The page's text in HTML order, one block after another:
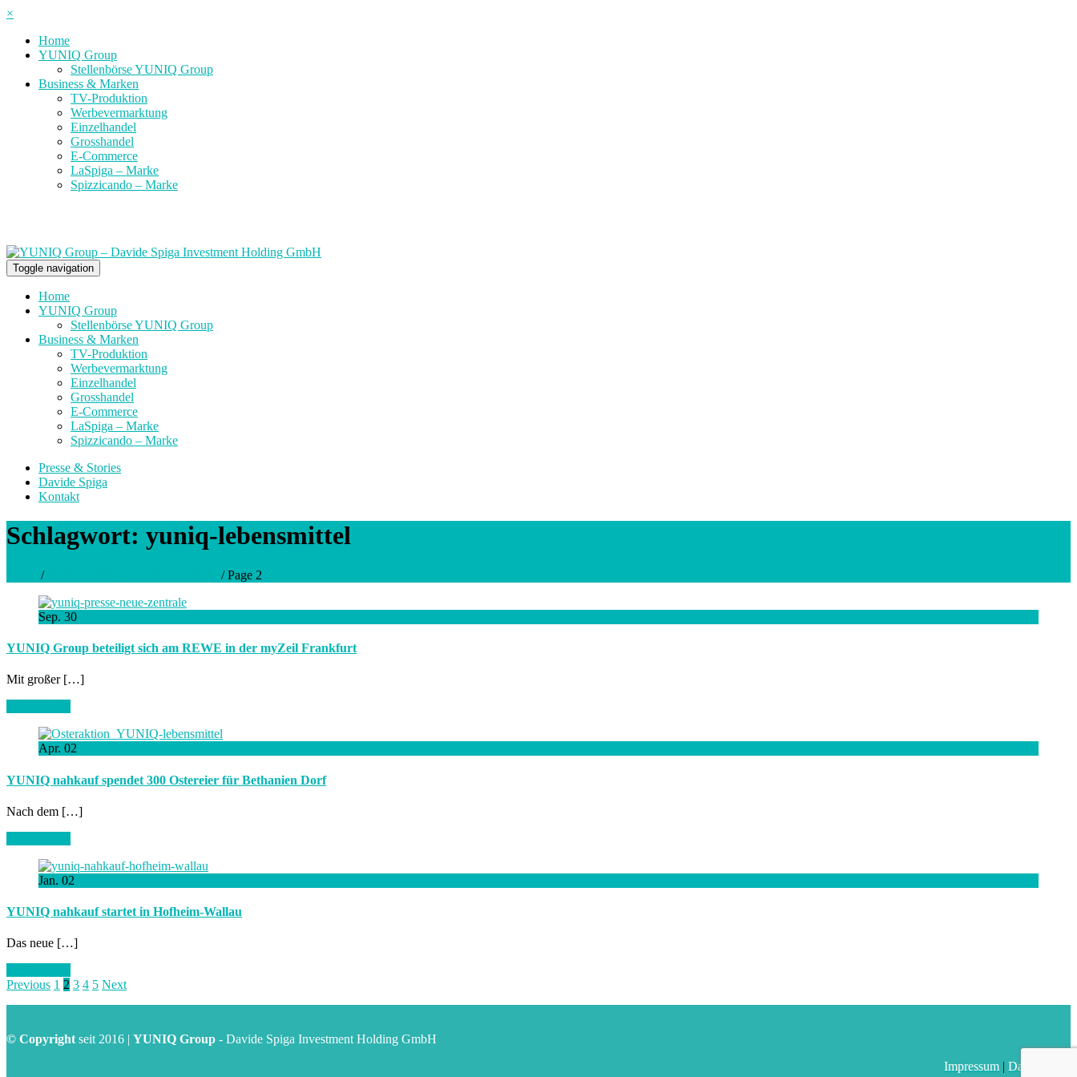
×
Home
YUNIQ Group
Stellenbörse YUNIQ Group
Business & Marken
TV-Produktion
Werbevermarktung
Einzelhandel
Grosshandel
E-Commerce
LaSpiga – Marke
Spizzicando – Marke
Toggle navigation
Home
YUNIQ Group
Stellenbörse YUNIQ Group
Business & Marken
TV-Produktion
Werbevermarktung
Einzelhandel
Grosshandel
E-Commerce
LaSpiga – Marke
Spizzicando – Marke
Presse & Stories
Davide Spiga
Kontakt
Schlagwort: yuniq-lebensmittel
/ /Page 2
Sep. 30
YUNIQ Group beteiligt sich am REWE in der myZeil Frankfurt
Mit großer […]
Apr. 02
YUNIQ nahkauf spendet 300 Ostereier für Bethanien Dorf
Nach dem […]
Jan. 02
YUNIQ nahkauf startet in Hofheim-Wallau
Das neue […]
Previous 1 2 3 4 5 Next
© Copyrightseit 2016 | YUNIQ Group - Davide Spiga Investment Holding GmbH
Impressum
Datenschutz